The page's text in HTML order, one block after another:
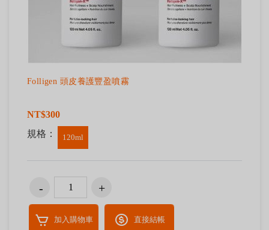
Folligen 頭皮養護豐盈噴霧
NT$300
規格：
120ml
加入購物車 直接結帳